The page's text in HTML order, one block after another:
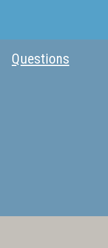
Questions